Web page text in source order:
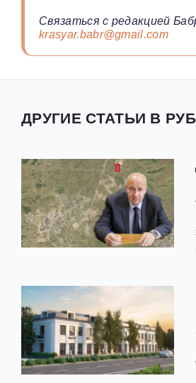
Связаться с редакцией
krasyar.babr@gmail.com
ДРУГИЕ СТАТЬИ В